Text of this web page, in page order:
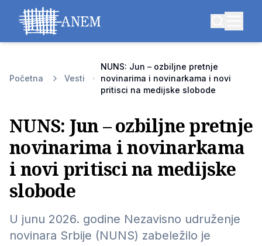
Početna Vesti
NUNS: Jun – ozbiljne pretnje
novinarima i novinarkama i novi
pritisci na medijske slobode
NUNS: Jun – ozbiljne pretnje
novinarima i novinarkama
i novi pritisci na medijske
slobode
U junu 2026. godine Nezavisno udruženje
novinara Srbije (NUNS) zabeležilo je